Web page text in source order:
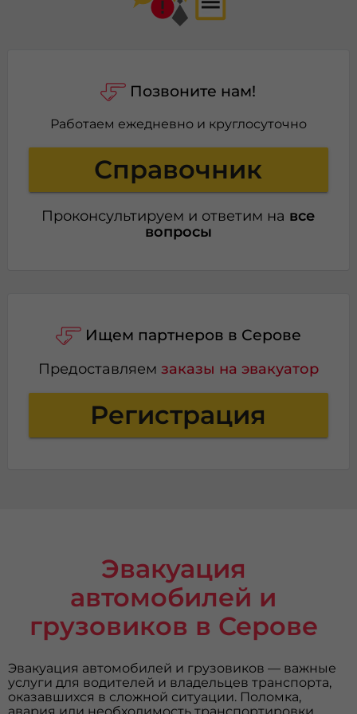
Позвоните нам!
Работаем ежедневно и круглосуточно
Справочник
Проконсультируем и ответим на все
вопросы
Ищем партнеров в Серове
Предоставляем заказы на эвакуатор
Регистрация
Эвакуация
автомобилей и
грузовиков в Серове
Эвакуация автомобилей и грузовиков — важные
услуги для водителей и владельцев транспорта,
оказавшихся в сложной ситуации. Поломка,